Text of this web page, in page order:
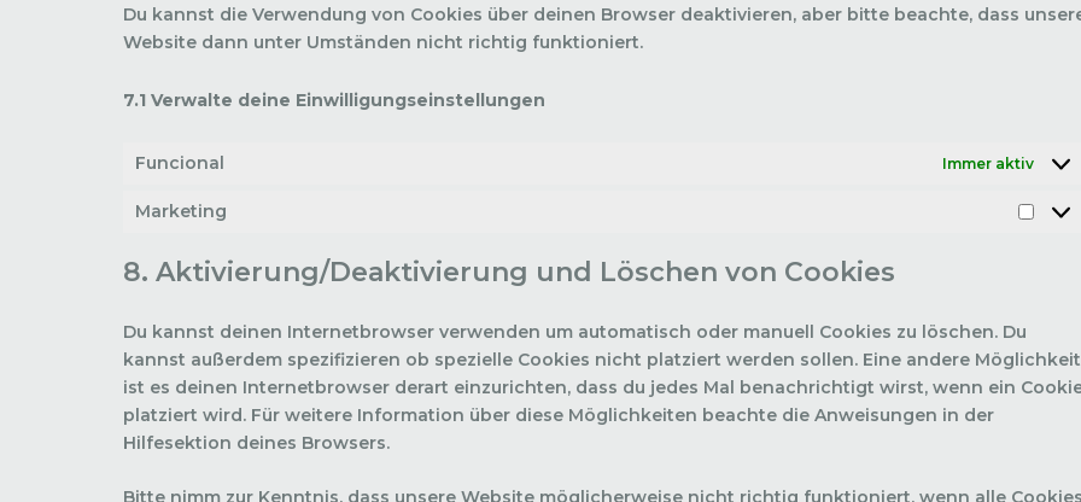
Du kannst die Verwendung von Cookies über deinen Browser deaktivieren, aber bitte beachte, dass
Website dann unter Umständen nicht richtig funktioniert.
7.1 Verwalte deine Einwilligungseinstellungen
Funcional Immer aktiv
Marketing
8. Aktivierung/Deaktivierung und Löschen von Cookies
Du kannst deinen Internetbrowser verwenden um automatisch oder manuell Cookies zu löschen. Du
kannst außerdem spezifizieren ob spezielle Cookies nicht platziert werden sollen. Eine andere Möglichkeit
ist es deinen Internetbrowser derart einzurichten, dass du jedes Mal benachrichtigt wirst, wenn ein
platziert wird. Für weitere Information über diese Möglichkeiten beachte die Anweisungen in der
Hilfesektion deines Browsers.
Bitte nimm zur Kenntnis, dass unsere Website möglicherweise nicht richtig funktioniert, wenn alle